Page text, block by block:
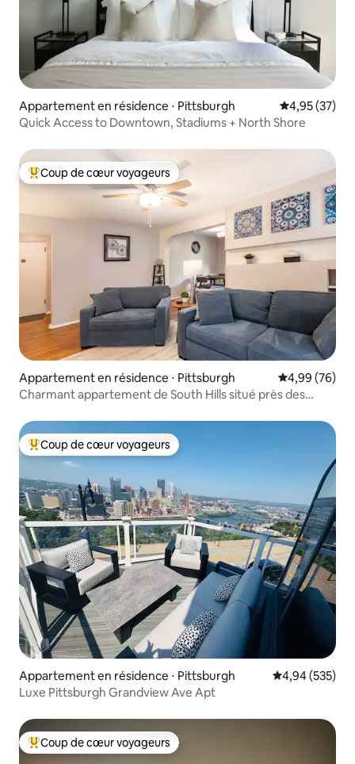
Appartement en résidence ⋅ Pittsburgh Évaluation
4,95 (37)
Quick Access to Downtown, Stadiums + North Shore
Coups de cœur voyageurs les plus appréciés
Coup de cœur voyageurs
Appartement en résidence ⋅ Pittsburgh Évaluation
4,99 (76)
Charmant appartement de South Hills situé près des
Coups de cœur voyageurs les plus appréciés
Coup de cœur voyageurs
Appartement en résidence ⋅ Pittsburgh Évaluation
4,94 (535)
Luxe Pittsburgh Grandview Ave Apt
Coups de cœur voyageurs les plus appréciés
Coup de cœur voyageurs